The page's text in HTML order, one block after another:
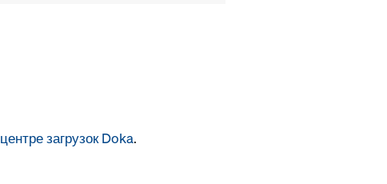
центре загрузок Doka.